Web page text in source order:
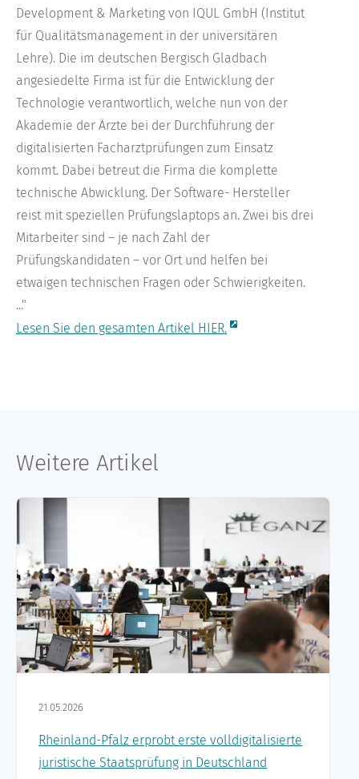
Development & Marketing von IQUL GmbH (Institut
für Qualitätsmanagement in der universitären
Lehre). Die im deutschen Bergisch Gladbach
angesiedelte Firma ist für die Entwicklung der
Technologie verantwortlich, welche nun von der
Akademie der Ärzte bei der Durchführung der
digitalisierten Facharztprüfungen zum Einsatz
kommt. Dabei betreut die Firma die komplette
technische Abwicklung. Der Software- Hersteller
reist mit speziellen Prüfungslaptops an. Zwei bis drei
Mitarbeiter sind – je nach Zahl der
Prüfungskandidaten – vor Ort und helfen bei
etwaigen technischen Fragen oder Schwierigkeiten.
..."
Lesen Sie den gesamten Artikel HIER.
Weitere Artikel
21.05.2026
Rheinland-Pfalz erprobt erste volldigitalisierte
juristische Staatsprüfung in Deutschland